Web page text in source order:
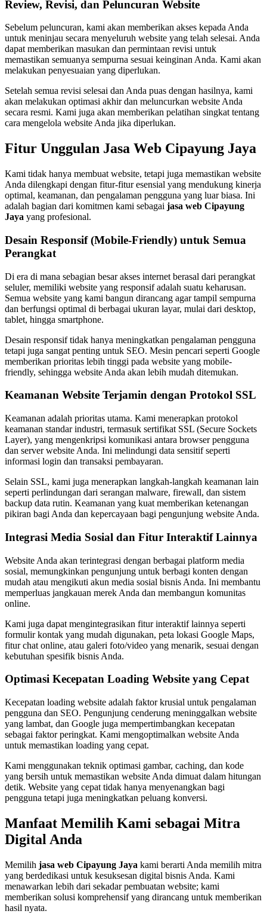
Review, Revisi, dan Peluncuran Website
Sebelum peluncuran, kami akan memberikan akses kepada Anda
untuk meninjau secara menyeluruh website yang telah selesai. Anda
dapat memberikan masukan dan permintaan revisi untuk
memastikan semuanya sempurna sesuai keinginan Anda. Kami akan
melakukan penyesuaian yang diperlukan.
Setelah semua revisi selesai dan Anda puas dengan hasilnya, kami
akan melakukan optimasi akhir dan meluncurkan website Anda
secara resmi. Kami juga akan memberikan pelatihan singkat tentang
cara mengelola website Anda jika diperlukan.
Fitur Unggulan Jasa Web Cipayung Jaya
Kami tidak hanya membuat website, tetapi juga memastikan website
Anda dilengkapi dengan fitur-fitur esensial yang mendukung kinerja
optimal, keamanan, dan pengalaman pengguna yang luar biasa. Ini
adalah bagian dari komitmen kami sebagai jasa web Cipayung
Jaya yang profesional.
Desain Responsif (Mobile-Friendly) untuk Semua
Perangkat
Di era di mana sebagian besar akses internet berasal dari perangkat
seluler, memiliki website yang responsif adalah suatu keharusan.
Semua website yang kami bangun dirancang agar tampil sempurna
dan berfungsi optimal di berbagai ukuran layar, mulai dari desktop,
tablet, hingga smartphone.
Desain responsif tidak hanya meningkatkan pengalaman pengguna
tetapi juga sangat penting untuk SEO. Mesin pencari seperti Google
memberikan prioritas lebih tinggi pada website yang mobile-
friendly, sehingga website Anda akan lebih mudah ditemukan.
Keamanan Website Terjamin dengan Protokol SSL
Keamanan adalah prioritas utama. Kami menerapkan protokol
keamanan standar industri, termasuk sertifikat SSL (Secure Sockets
Layer), yang mengenkripsi komunikasi antara browser pengguna
dan server website Anda. Ini melindungi data sensitif seperti
informasi login dan transaksi pembayaran.
Selain SSL, kami juga menerapkan langkah-langkah keamanan lain
seperti perlindungan dari serangan malware, firewall, dan sistem
backup data rutin. Keamanan yang kuat memberikan ketenangan
pikiran bagi Anda dan kepercayaan bagi pengunjung website Anda.
Integrasi Media Sosial dan Fitur Interaktif Lainnya
Website Anda akan terintegrasi dengan berbagai platform media
sosial, memungkinkan pengunjung untuk berbagi konten dengan
mudah atau mengikuti akun media sosial bisnis Anda. Ini membantu
memperluas jangkauan merek Anda dan membangun komunitas
online.
Kami juga dapat mengintegrasikan fitur interaktif lainnya seperti
formulir kontak yang mudah digunakan, peta lokasi Google Maps,
fitur chat online, atau galeri foto/video yang menarik, sesuai dengan
kebutuhan spesifik bisnis Anda.
Optimasi Kecepatan Loading Website yang Cepat
Kecepatan loading website adalah faktor krusial untuk pengalaman
pengguna dan SEO. Pengunjung cenderung meninggalkan website
yang lambat, dan Google juga mempertimbangkan kecepatan
sebagai faktor peringkat. Kami mengoptimalkan website Anda
untuk memastikan loading yang cepat.
Kami menggunakan teknik optimasi gambar, caching, dan kode
yang bersih untuk memastikan website Anda dimuat dalam hitungan
detik. Website yang cepat tidak hanya menyenangkan bagi
pengguna tetapi juga meningkatkan peluang konversi.
Manfaat Memilih Kami sebagai Mitra
Digital Anda
Memilih jasa web Cipayung Jaya kami berarti Anda memilih mitra
yang berdedikasi untuk kesuksesan digital bisnis Anda. Kami
menawarkan lebih dari sekadar pembuatan website; kami
memberikan solusi komprehensif yang dirancang untuk memberikan
hasil nyata.